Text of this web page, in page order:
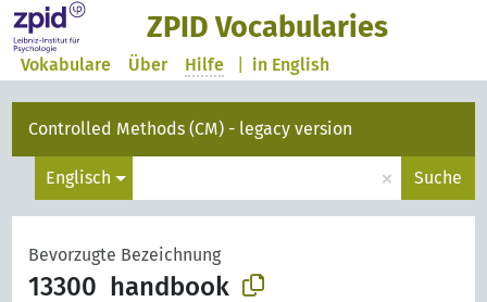
ZPID Vocabularies
in English
Vokabulare Über Hilfe
Controlled Methods (CM) - legacy version
Englisch × Suche
Bevorzugte Bezeichnung
13300 handbook